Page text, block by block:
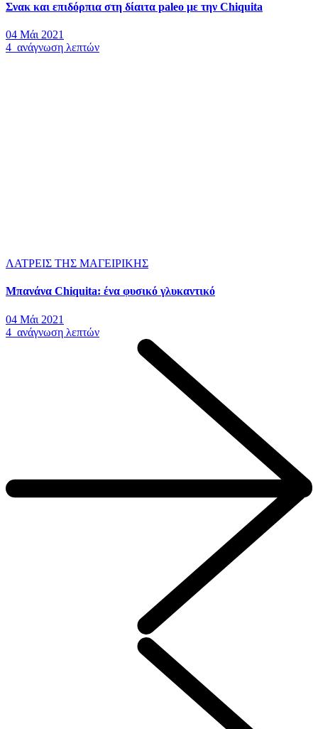
Σνακ και επιδόρπια στη δίαιτα paleo με την Chiquita
04 Μάι 2021
4 ανάγνωση λεπτών
ΛΑΤΡΕΙΣ ΤΗΣ ΜΑΓΕΙΡΙΚΗΣ
Μπανάνα Chiquita: ένα φυσικό γλυκαντικό
04 Μάι 2021
4 ανάγνωση λεπτών